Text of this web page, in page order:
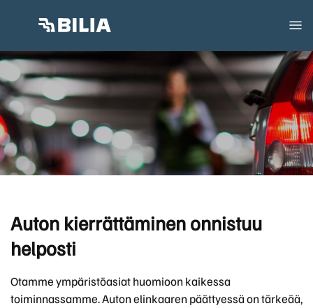
Auton kierrättäminen onnistuu
helposti
Otamme ympäristöasiat huomioon kaikessa
toiminnassamme. Auton elinkaaren päättyessä on tärkeää,